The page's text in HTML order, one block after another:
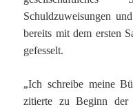
Schuldzuweisungen
bereits mit dem ersten
gefesselt.
„Ich schreibe meine
zitierte zu Beginn der